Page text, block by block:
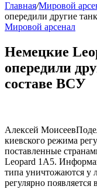
Главная/Мировой
опередили другие
Мировой арсенал
Немецкие
опередили
составе ВСУ
Алексей Моисеев
киевского режима
поставленные
Leopard 1A5.
типа уничтожаются у
регулярно появляется